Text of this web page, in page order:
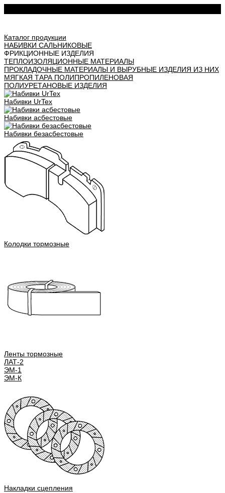
Каталог продукции
НАБИВКИ САЛЬНИКОВЫЕ
ФРИКЦИОННЫЕ ИЗДЕЛИЯ
ТЕПЛОИЗОЛЯЦИОННЫЕ МАТЕРИАЛЫ
ПРОКЛАДОЧНЫЕ МАТЕРИАЛЫ И ВЫРУБНЫЕ ИЗДЕЛИЯ ИЗ НИХ
МЯГКАЯ ТАРА ПОЛИПРОПИЛЕНОВАЯ
ПОЛИУРЕТАНОВЫЕ ИЗДЕЛИЯ
Набивки UrTex
Набивки асбестовые
Набивки безасбестовые
Колодки тормозные
Ленты тормозные
ЛАТ-2
ЭМ-1
ЭМ-К
Накладки сцепления